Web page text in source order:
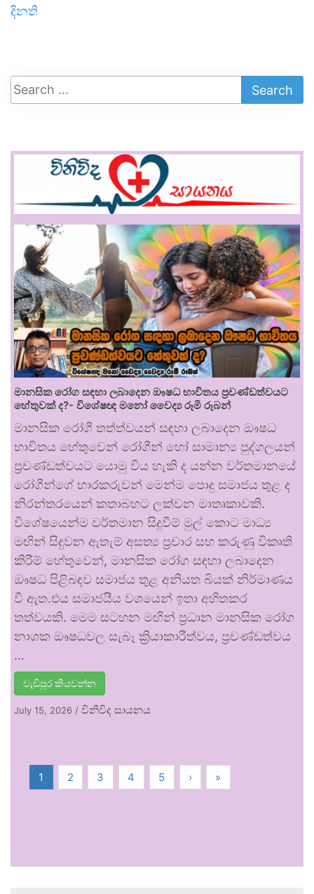
දිනති
මානසික රෝග සඳහා ලබාදෙන ඖෂධ භාවිතය ප්‍රචණ්ඩත්වයට
හේතුවක් ද?- විශේෂඥ මනෝ වෛද්‍ය රූමි රූබන්
මානසික රෝගී තත්ත්වයන් සඳහා ලබාදෙන ඖෂධ
භාවිතය හේතුවෙන් රෝගීන් හෝ සාමාන්‍ය පුද්ගලයන්
ප්‍රචණ්ඩත්වයට යොමු විය හැකි ද යන්න වර්තමානයේ
රෝගීන්ගේ භාරකරුවන් මෙන්ම පොදු සමාජය තුළ ද
නිරන්තරයෙන් කතාබහට ලක්වන මාතෘකාවකි.
විශේෂයෙන්ම වර්තමාන සිදුවීම් මුල් කොට මාධ්‍ය
මඟින් සිදුවන ඇතැම් අසත්‍ය ප්‍රචාර සහ කරුණු විකෘති
කිරීම් හේතුවෙන්, මානසික රෝග සඳහා ලබාදෙන
ඖෂධ පිළිබඳව සමාජය තුළ අනියත බියක් නිර්මාණය
වී ඇත.එය සමාජයීය වශයෙන් ඉතා අහිතකර
තත්වයකි. මෙම සටහන මඟින් ප්‍රධාන මානසික රෝග
නාශක ඖෂධවල සැබෑ ක්‍රියාකාරීත්වය, ප්‍රචණ්ඩත්වය
…
වැඩිපුර කියවන්න
July 15, 2026 / විනිවිද සායනය
1 2 3 4 5 › »